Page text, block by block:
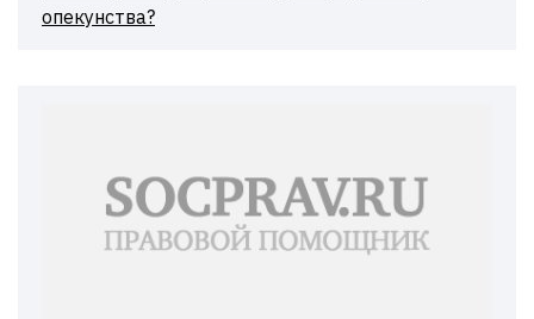
опекунства?